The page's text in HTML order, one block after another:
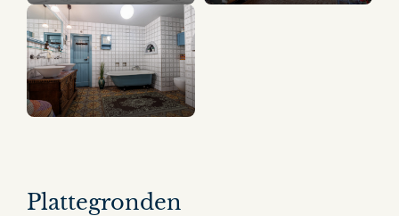
35 panorama's
Plattegronden